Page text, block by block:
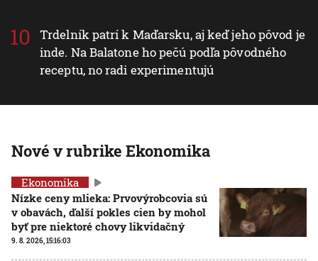
Trdelník patrí k Maďarsku, aj keď jeho pôvod je
inde. Na Balatone ho pečú podľa pôvodného
receptu, no radi experimentujú
Nové v rubrike Ekonomika
Ekonomika
Nízke ceny mlieka: Prvovýrobcovia sú
v obavách, ďalší pokles cien by mohol
byť pre niektoré chovy likvidačný
9. 8. 2026, 15:16:03